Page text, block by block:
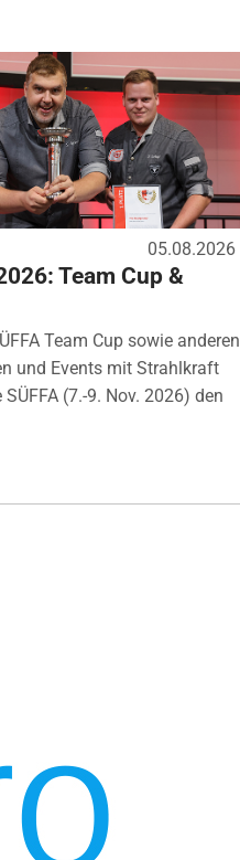
05.08.2026
Team Cup &
Team Cup sowie anderen
und Events mit Strahlkraft
(7.-9. Nov. 2026) den